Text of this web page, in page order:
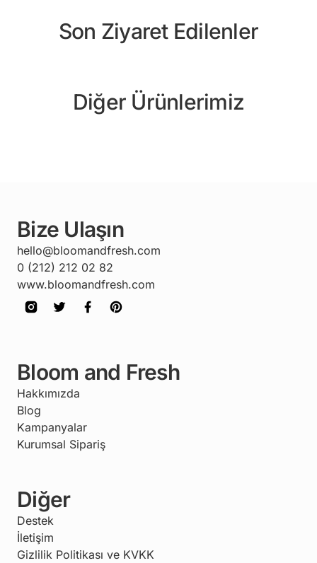
Son Ziyaret Edilenler
Diğer Ürünlerimiz
Bize Ulaşın
hello@bloomandfresh.com
0 (212) 212 02 82
www.bloomandfresh.com
Bloom and Fresh
Hakkımızda
Blog
Kampanyalar
Kurumsal Sipariş
Diğer
Destek
İletişim
Gizlilik Politikası ve KVKK